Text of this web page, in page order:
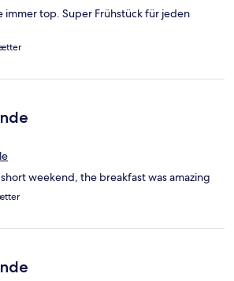
immer top. Super Frühstück für jeden
weekend, the breakfast was amazing